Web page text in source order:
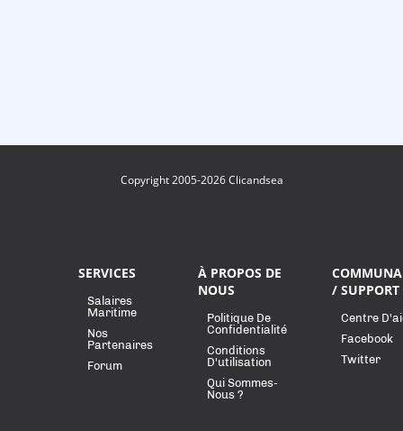
Copyright 2005-2026 Clicandsea
SERVICES
Salaires
Maritime
Nos
Partenaires
Forum
À PROPOS DE
NOUS
Politique De
Confidentialité
Conditions
D'utilisation
Qui Sommes-
Nous ?
/ SUPPORT
Centre
Facebook
Twitter